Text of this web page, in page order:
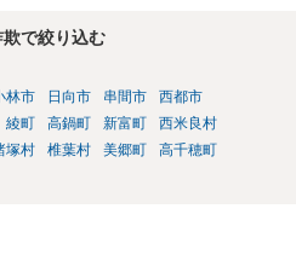
で絞り込む
林市 日向市 串間市
西都市
綾町 高鍋町 新富町
西米良村
塚村 椎葉村 美郷町
高千穂町